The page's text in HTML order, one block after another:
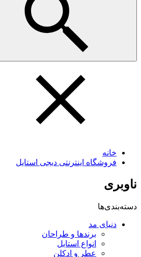
خانه
فروشگاه اینترنتی دیجی استایل
ناوبری
دسته‌بندی‌ها
دنیای مد
برندها و طراحان
انواع استایل
عطر و ادکلن